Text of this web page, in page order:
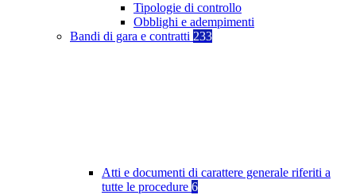
Tipologie di controllo
Obblighi e adempimenti
Bandi di gara e contratti 233
Atti e documenti di carattere generale riferiti a
tutte le procedure 6